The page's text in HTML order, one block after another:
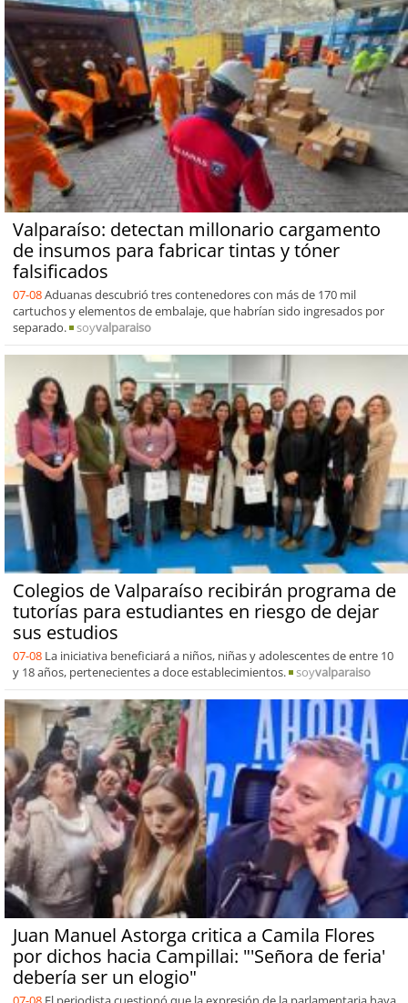
Valparaíso: detectan millonario cargamento
de insumos para fabricar tintas y tóner
falsificados
07-08Aduanas descubrió tres contenedores con más de 170 mil
cartuchos y elementos de embalaje, que habrían sido ingresados por
separado.
soyvalparaiso
Colegios de Valparaíso recibirán programa de
tutorías para estudiantes en riesgo de dejar
sus estudios
07-08 La iniciativa beneficiará a niños, niñas y adolescentes de entre 10
y 18 años, pertenecientes a doce establecimientos.
soyvalparaiso
Juan Manuel Astorga critica a Camila Flores
por dichos hacia Campillai: "'Señora de feria'
debería ser un elogio"